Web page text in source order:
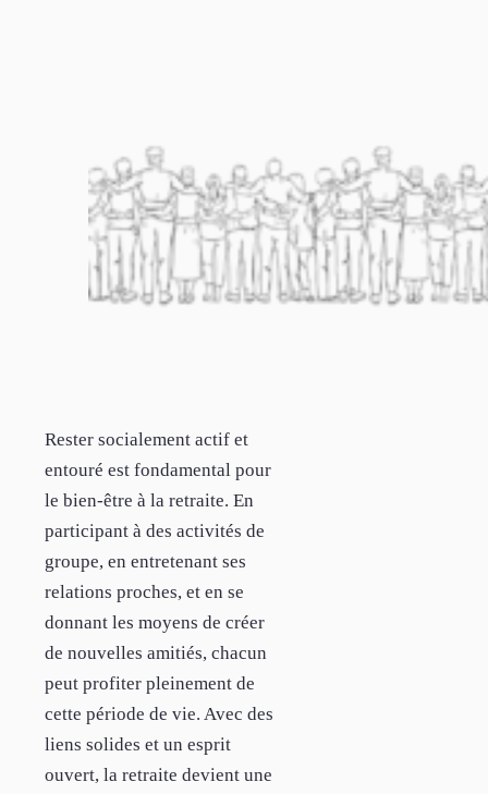
Rester socialement actif et
entouré est fondamental pour
le bien-être à la retraite. En
participant à des activités de
groupe, en entretenant ses
relations proches, et en se
donnant les moyens de créer
de nouvelles amitiés, chacun
peut profiter pleinement de
cette période de vie. Avec des
liens solides et un esprit
ouvert, la retraite devient une